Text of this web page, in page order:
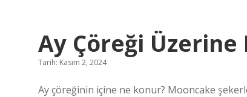
Ay Çöreği Üzerine
Tarih: Kasım 2, 2024
Ay çöreğinin içine ne konur? Mooncake